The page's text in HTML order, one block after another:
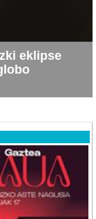
eklipse